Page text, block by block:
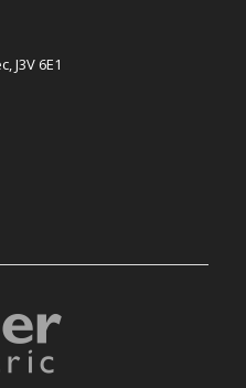
J3V 6E1